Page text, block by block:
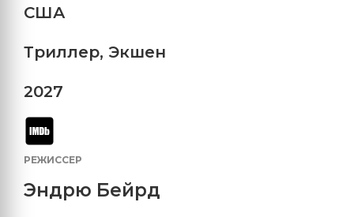
США
Триллер, Экшен
2027
РЕЖИССЕР
Эндрю Бейрд